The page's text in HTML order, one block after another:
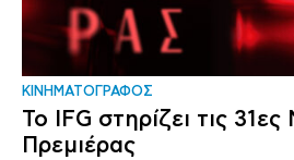
ΚΙΝΗΜΑΤΟΓΡΑΦΟΣ
Το IFG στηρίζει τις
Πρεμιέρας